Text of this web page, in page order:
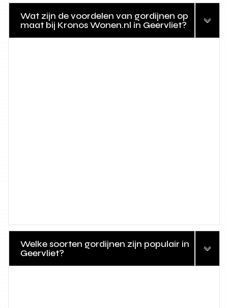
Wat zijn de voordelen van gordijnen op
maat bij Kronos Wonen.nl in Geervliet?
Welke soorten gordijnen zijn populair in
Geervliet?